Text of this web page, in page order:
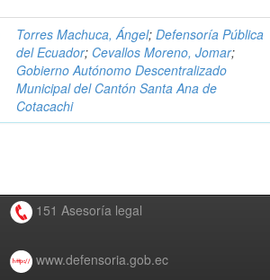
Torres Machuca, Ángel;Defensoría Pública
del Ecuador; Cevallos Moreno, Jomar;
Gobierno Autónomo Descentralizado
Municipal del Cantón Santa Ana de
Cotacachi
151 Asesoría legal
www.defensoria.gob.ec